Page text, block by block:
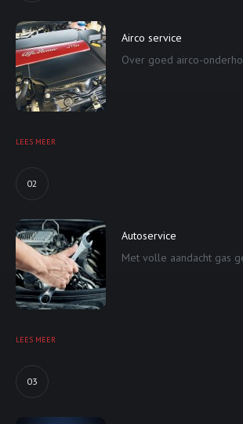
Airco service
Over goed airco-
LEES MEER
02
Autoservice
Met volle aandacht gas
LEES MEER
03